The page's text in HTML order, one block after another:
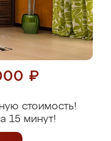
₽
стоимость!
15 минут!